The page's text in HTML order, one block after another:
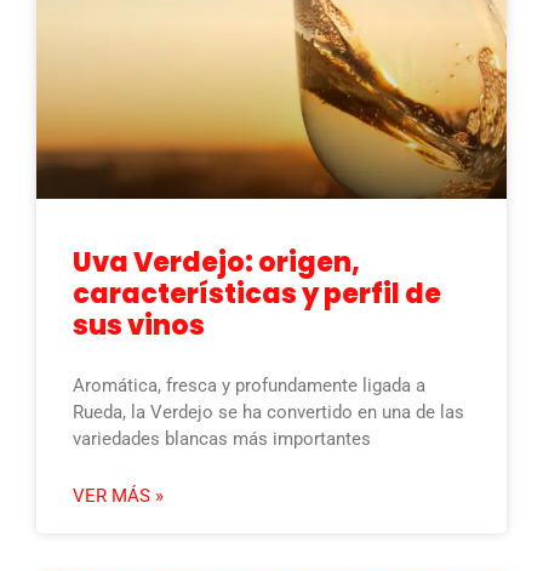
Uva Verdejo: origen,
características y perfil de
sus vinos
Aromática, fresca y profundamente ligada a
Rueda, la Verdejo se ha convertido en una de las
variedades blancas más importantes
VER MÁS »